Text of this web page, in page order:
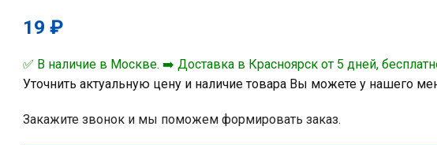
19 ₽
✅ В наличие в Москве. ➡️ Доставка в Красноярск от 5 дней,
Уточнить актуальную цену и наличие товара Вы можете у нашего
Закажите звонок и мы поможем формировать заказ.